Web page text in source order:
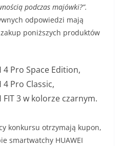
podczas majówki?”.
odpowiedzi mają
poniższych produktów
4 Pro Space Edition,
4 Pro Classic,
FIT 3 w kolorze czarnym.
konkursu otrzymają kupon,
smartwatchy HUAWEI